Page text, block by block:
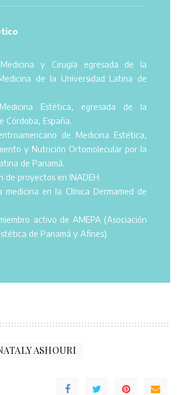
y Cirugía egresada de la
de la Universidad Latina de
Estética, egresada de la
Córdoba, España.
de Medicina Estética,
y Nutrición Ortomolecular por la
de Panamá.
de proyectos en INADEH.
medicina en la Clínica Dermamed de
activo de AMEPA (Asociación
de Panamá y Afines).
ASHOURI